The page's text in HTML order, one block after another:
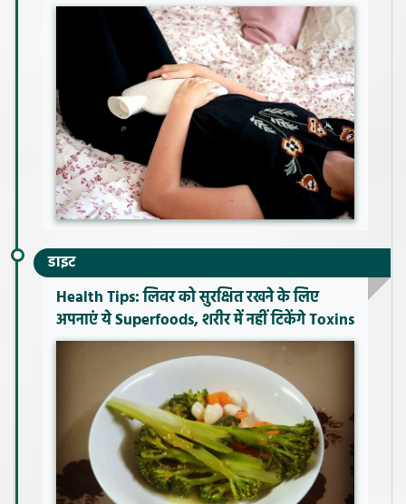
डाइट
Health Tips: लिवर को सुरक्षित रखने के लिए
अपनाएं ये Superfoods, शरीर में नहीं टिकेंगे Toxins